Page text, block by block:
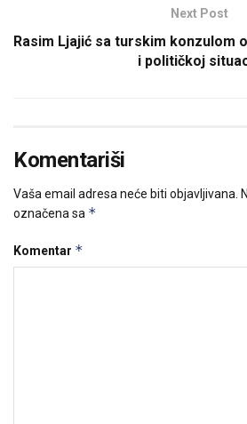
Next Post
Rasim Ljajić sa turskim konzulom
i političkoj
Komentariši
Vaša email adresa neće biti objavljivana.
označena sa *
Komentar *